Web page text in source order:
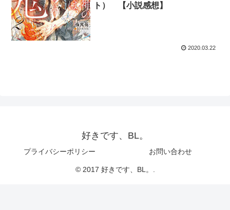
ト） 【小説感想】
2020.03.22
好きです、BL。
プライバシーポリシー お問い合わせ
© 2017 好きです、BL。.